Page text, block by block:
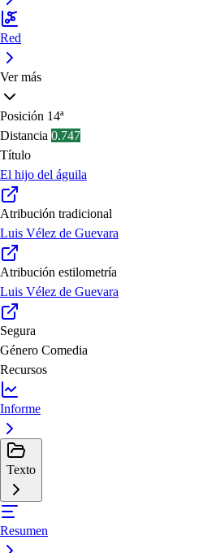
Red
Ver más
Posición 14ª
Distancia 0.747
Título
El hijo del águila
Atribución tradicional
Luis Vélez de Guevara
Atribución estilometría
Luis Vélez de Guevara
Segura
Género Comedia
Recursos
Informe
Texto
Resumen